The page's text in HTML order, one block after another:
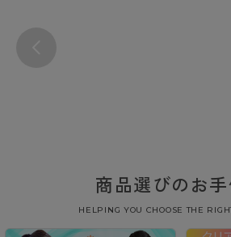
商品選びのお手
HELPING YOU CHOOSE THE